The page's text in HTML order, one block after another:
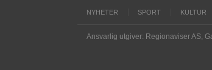
NYHETER SPORT KULTUR
Ansvarlig utgiver: Regionaviser AS,